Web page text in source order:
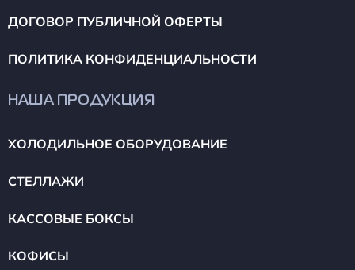
ДОГОВОР ПУБЛИЧНОЙ ОФЕРТЫ
ПОЛИТИКА КОНФИДЕНЦИАЛЬНОСТИ
НАША ПРОДУКЦИЯ
ХОЛОДИЛЬНОЕ ОБОРУДОВАНИЕ
СТЕЛЛАЖИ
КАССОВЫЕ БОКСЫ
КОФИСЫ